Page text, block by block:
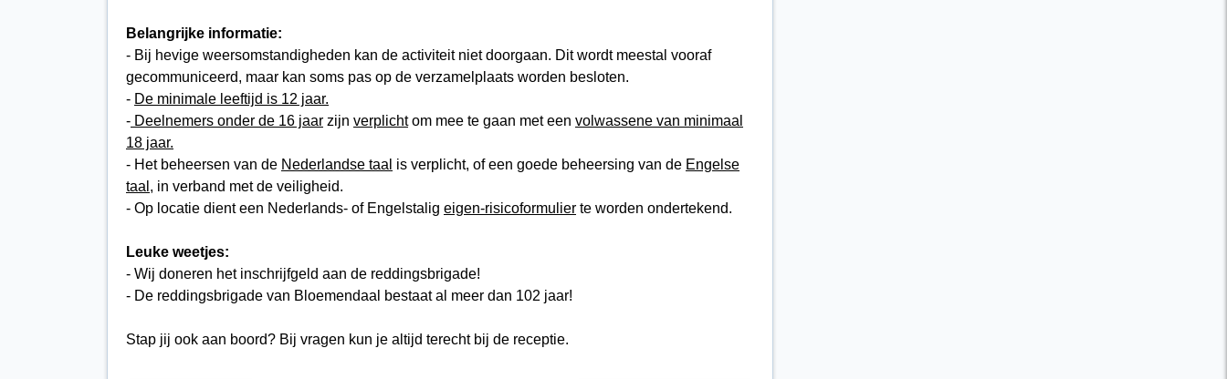
Belangrijke informatie:
- Bij hevige weersomstandigheden kan de activiteit niet doorgaan. Dit wordt meestal vooraf
gecommuniceerd, maar kan soms pas op de verzamelplaats worden besloten.
- De minimale leeftijd is 12 jaar.
- Deelnemers onder de 16 jaar zijn verplichtom mee te gaan met een volwassene van minimaal
18 jaar.
- Het beheersen van de Nederlandse taal is verplicht, of een goede beheersing van de Engelse
taal , in verband met de veiligheid.
- Op locatie dient een Nederlands- of Engelstalig eigen-risicoformulier te worden ondertekend.
Leuke weetjes:
- Wij doneren het inschrijfgeld aan de reddingsbrigade!
- De reddingsbrigade van Bloemendaal bestaat al meer dan 102 jaar!
Stap jij ook aan boord? Bij vragen kun je altijd terecht bij de receptie.